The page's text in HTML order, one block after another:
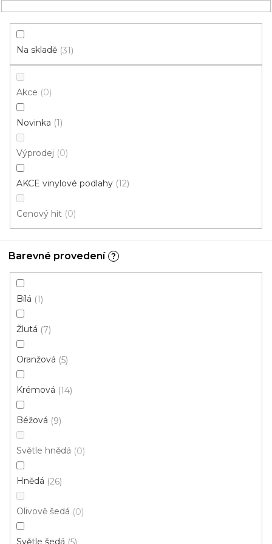
obsah
HLEDAT
NÁKUPNÍ
do celého objektu
Vinyl do celého objektu: Typ
pokládky / Provedení:
Plovoucí (Click) Rigid/ SPC/
Kompozit s podložkou
ZAVŘÍT FILTR
Na skladě 31
Akce 0
Novinka 1
Výprodej 0
AKCE vinylové podlahy 12
Cenový hit 0
Barevné provedení ?
Bílá 1
Žlutá 7
Oranžová 5
Krémová 14
Béžová 9
Světle hnědá 0
Hnědá 26
Olivově šedá 0
Světle šedá
V
ý